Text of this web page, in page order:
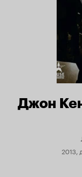
Джон
2013,